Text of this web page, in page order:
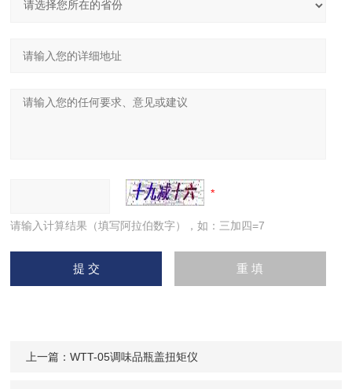
请输入计算结果（填写阿拉伯数字），如：三加四=7
上一篇：WTT-05调味品瓶盖扭矩仪